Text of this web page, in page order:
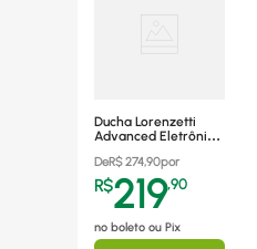
Ducha Lorenzetti
Advanced Eletrônica
DeR$274,90por
R$219,90
no boleto ou Pix